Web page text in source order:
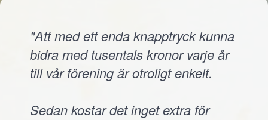
"Att med ett enda knapptryck kunna
bidra med tusentals kronor varje år
till vår förening är otroligt enkelt.
Sedan kostar det inget extra för